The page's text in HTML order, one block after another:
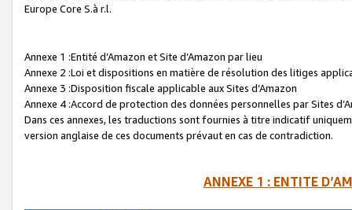
Europe Core S.à r.l.
Annexe 1 :Entité d’Amazon et Site d’Amazon par lieu
Annexe 2 :Loi et dispositions en matière de résolution des litiges
Annexe 3 :Disposition fiscale applicable aux Sites d’Amazon
Annexe 4 :Accord de protection des données personnelles par Sites
Dans ces annexes, les traductions sont fournies à titre indicatif
version anglaise de ces documents prévaut en cas de contradiction.
ANNEXE 1 : ENTITE